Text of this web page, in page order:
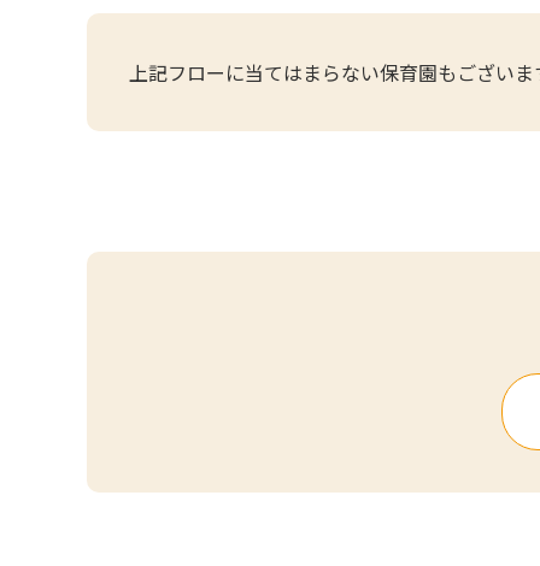
上記フローに当てはまらない保育園もござい